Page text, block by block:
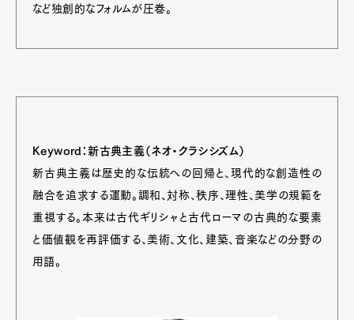
など独創的なフォルムが圧巻。
Keyword：新古典主義（ネオ・クラシシズム）
新古典主義は歴史的な伝統への回帰と、現代的な創造性の
融合を追求する運動。調和、対称、秩序、理性、美学の規範を
重視する。本来は古代ギリシャと古代ローマの古典的な要素
と価値観を再評価する、美術、文化、建築、音楽などの分野の
用語。